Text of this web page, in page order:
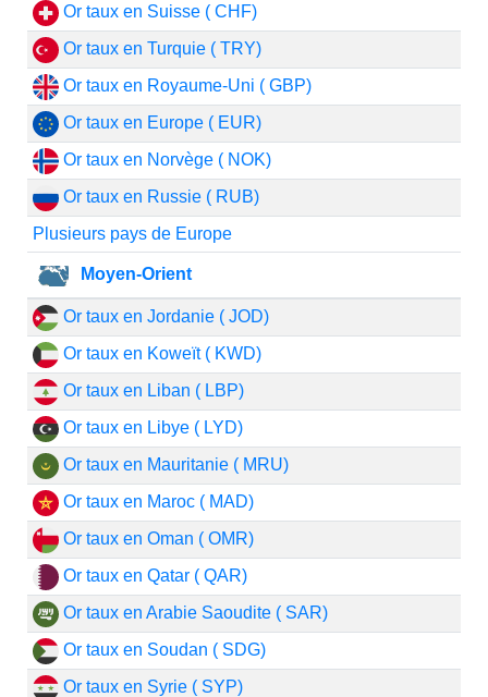
Or taux en Suisse ( CHF)
Or taux en Turquie ( TRY)
Or taux en Royaume-Uni ( GBP)
Or taux en Europe ( EUR)
Or taux en Norvège ( NOK)
Or taux en Russie ( RUB)
Plusieurs pays de Europe
Moyen-Orient
Or taux en Jordanie ( JOD)
Or taux en Koweït ( KWD)
Or taux en Liban ( LBP)
Or taux en Libye ( LYD)
Or taux en Mauritanie ( MRU)
Or taux en Maroc ( MAD)
Or taux en Oman ( OMR)
Or taux en Qatar ( QAR)
Or taux en Arabie Saoudite ( SAR)
Or taux en Soudan ( SDG)
Or taux en Syrie ( SYP)